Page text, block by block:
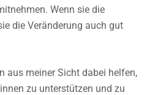
Wenn sie die
die Veränderung auch gut
aus meiner Sicht dabei helfen,
zu unterstützen und zu